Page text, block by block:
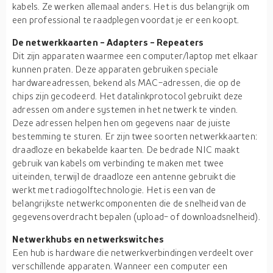
kabels. Ze werken allemaal anders. Het is dus belangrijk om
een professional te raadplegen voordat je er een koopt.
De netwerkkaarten - Adapters - Repeaters
Dit zijn apparaten waarmee een computer/laptop met elkaar
kunnen praten. Deze apparaten gebruiken speciale
hardwareadressen, bekend als MAC-adressen, die op de
chips zijn gecodeerd. Het datalinkprotocol gebruikt deze
adressen om andere systemen in het netwerk te vinden.
Deze adressen helpen hen om gegevens naar de juiste
bestemming te sturen. Er zijn twee soorten netwerkkaarten:
draadloze en bekabelde kaarten. De bedrade NIC maakt
gebruik van kabels om verbinding te maken met twee
uiteinden, terwijl de draadloze een antenne gebruikt die
werkt met radiogolftechnologie. Het is een van de
belangrijkste netwerkcomponenten die de snelheid van de
gegevensoverdracht bepalen (upload- of downloadsnelheid).
Netwerkhubs en netwerkswitches
Een hub is hardware die netwerkverbindingen verdeelt over
verschillende apparaten. Wanneer een computer een